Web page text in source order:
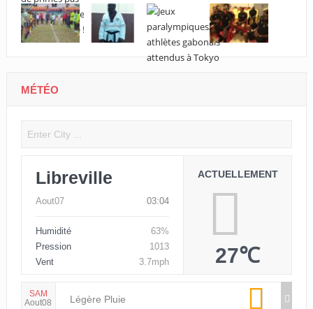
MÉTÉO
Libreville
Aout07 03:04
Humidité
63%
Pression
1013
Vent
3.7mph
ACTUELLEMENT
27℃
SAM
Aout08
Légère Pluie